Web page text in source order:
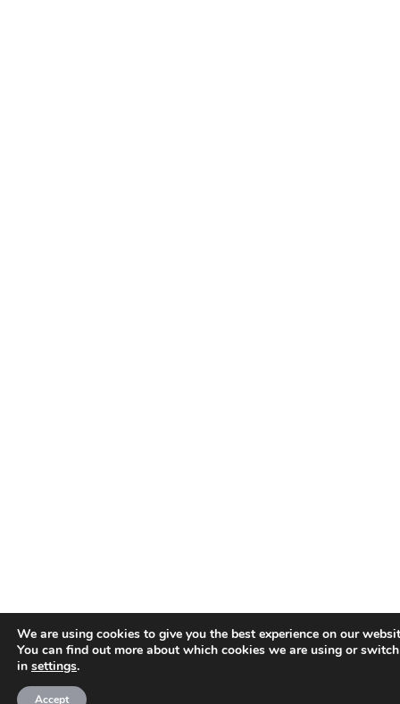
We are using cookies to give you the best experience on our
You can find out more about which cookies we are using or
in settings.
Accept